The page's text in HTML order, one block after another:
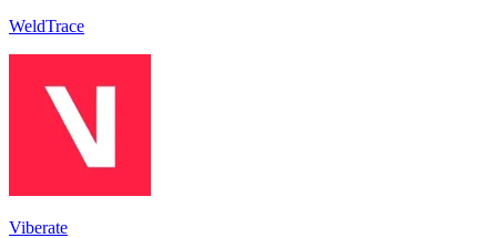
WeldTrace
Viberate